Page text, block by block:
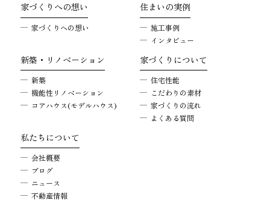
家づくりへの想い
家づくりへの想い
新築・リノベーション
新築
機能性リノベーション
コアハウス(モデルハウス)
住まいの実例
施工事例
インタビュー
家づくりについて
住宅性能
こだわりの素材
家づくりの流れ
よくある質問
私たちについて
会社概要
ブログ
ニュース
不動産情報